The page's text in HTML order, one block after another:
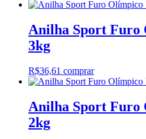
Anilha Sport Furo
3kg
R$36,61 comprar
Anilha Sport Furo
2kg